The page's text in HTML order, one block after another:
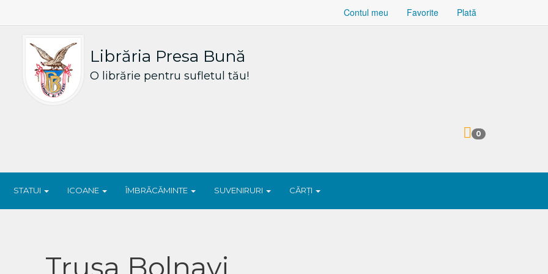
Contul meu Favorite Plată
Librăria Presa Bună
O librărie pentru sufletul tău!
0
STATUI ICOANE ÎMBRĂCĂMINTE SUVENIRURI CĂRȚI
Trusa Bolnavi